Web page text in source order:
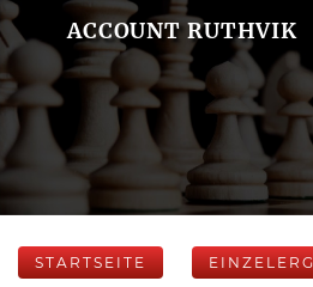
ACCOUNT RUTHVIK
STARTSEITE